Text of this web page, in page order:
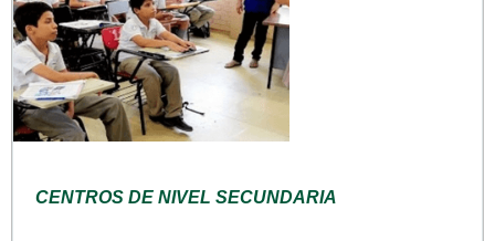
CENTROS DE NIVEL SECUNDARIA